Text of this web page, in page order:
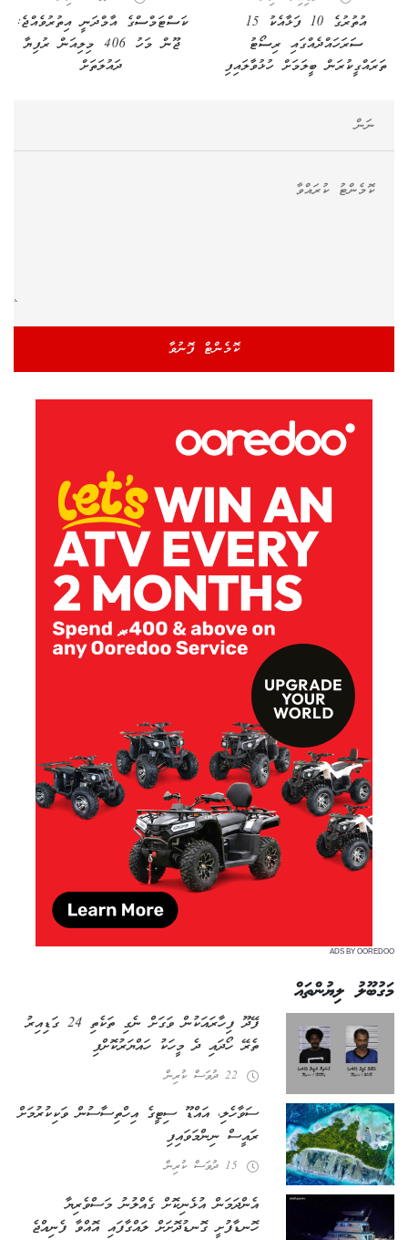
އުތުރުގެ 10 ފަޅާއެކު 15
ސަރަހައްދެއްގައި ރިސޯޓު
ތަރައްގީކުރަން ބީލަމަށް ހުޅުވާލައިފި
ކަސްޓަމްސްގެ އާމްދަނީ އިތުރުވެއްޖެ:
ޖޫން މަހު 406 މިލިއަން ރުފިޔާ
ދައުލަތަށް
ADS BY OOREDOO
މަގުބޫލު ލިޔުންތައް
ފޭދޫ ފިހާރައަކުން ވަގަށް ނެގި ތަކެތި 24 ގަޑިއިރު
ތެރޭ ހޯދައި ދެ މީހަކު ހައްޔަރުކޮށްފި
22 ދުވަސް ކުރިން
ސަވާހެލި، އައްޑޫ ސިޓީގެ އިހްތިސާސުން ވަކިކުރުމަށް
ރައީސް ނިންމަވައިފި
15 ދުވަސް ކުރިން
އެންދަމަން އުޅެނިކޮށް ގެއްލުނު މަސްވެރިޔާ
ހޮނޑާފުށީ ގޮނޑުދޮށަށް ލައްގާފައި އޮއްވާ ފެނިއްޖެ